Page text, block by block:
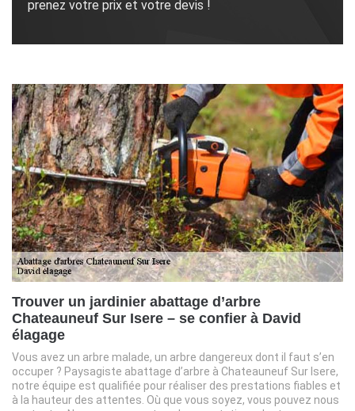
prenez votre prix et votre devis !
Trouver un jardinier abattage d’arbre
Chateauneuf Sur Isere – se confier à David
élagage
Vous avez un arbre malade, un arbre dangereux dont il faut s’en
occuper ? Paysagiste abattage d’arbre à Chateauneuf Sur Isere,
notre équipe est qualifiée pour réaliser des prestations fiables et
à la hauteur des attentes. Où que vous soyez, vous pouvez nous